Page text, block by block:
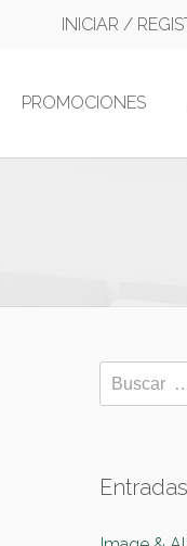
INICIAR /
PROMOCIONES